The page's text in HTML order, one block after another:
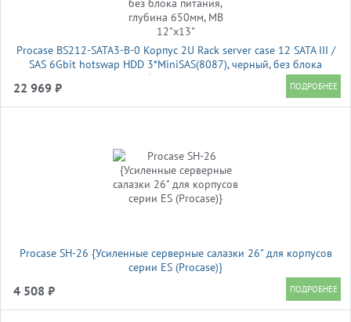
Procase BS212-SATA3-B-0 Корпус 2U Rack server case 12 SATA III /
SAS 6Gbit hotswap HDD 3*MiniSAS(8087), черный, без блока
питания, глубина 650мм, MB 12"x13"
22 969 ₽
Procase SH-26 {Усиленные серверные салазки 26" для корпусов
серии ES (Procase)}
4 508 ₽